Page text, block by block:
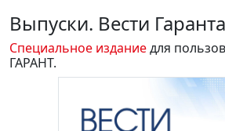
Выпуски. Вести
Специальное изданиедля
ГАРАНТ.